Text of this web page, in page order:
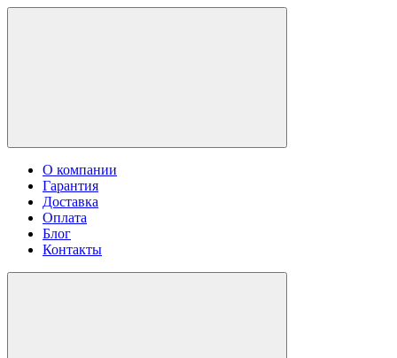
О компании
Гарантия
Доставка
Оплата
Блог
Контакты